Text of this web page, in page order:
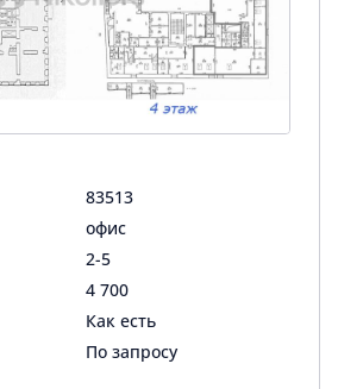
83513
офис
2-5
4 700
Как есть
По запросу